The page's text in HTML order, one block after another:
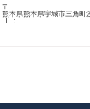
〒
熊本県熊本県宇城市三角町
TEL: